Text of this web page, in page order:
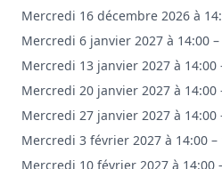
Mercredi 16 décembre 2026 à
Mercredi 6 janvier 2027 à 14:00 –
Mercredi 13 janvier 2027 à 14:00
Mercredi 20 janvier 2027 à 14:00
Mercredi 27 janvier 2027 à 14:00
Mercredi 3 février 2027 à 14:00 –
Mercredi 10 février 2027 à 14:00